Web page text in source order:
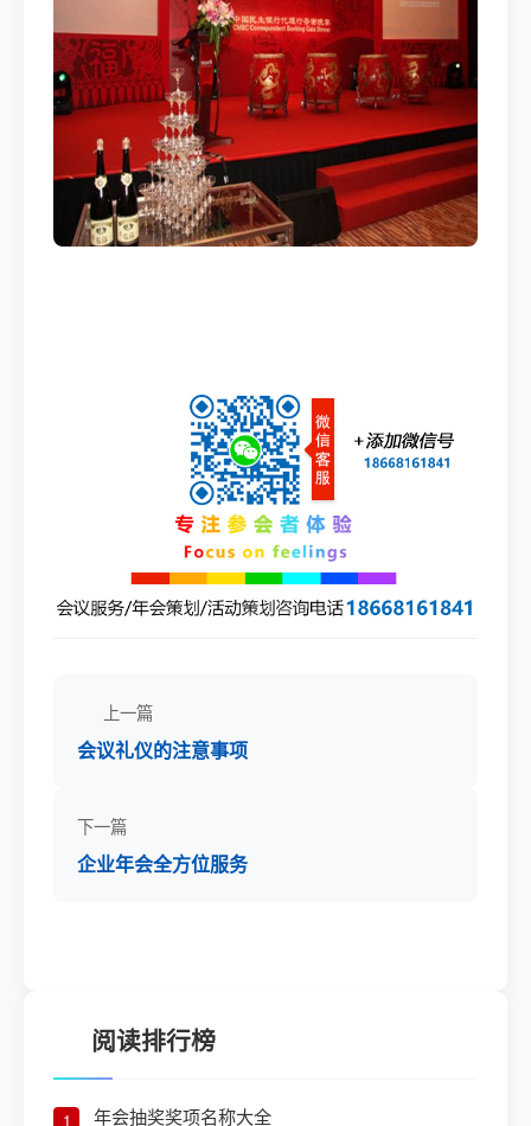
上一篇
会议礼仪的注意事项
下一篇
企业年会全方位服务
阅读排行榜
1 年会抽奖奖项名称大全